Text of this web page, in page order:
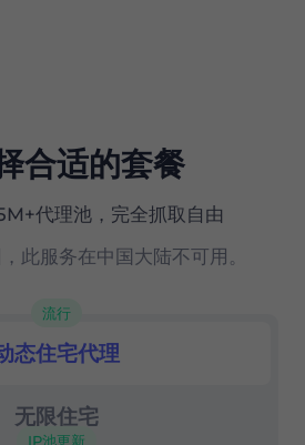
：
州和城市级别）地理定位
合适的套餐
代理池，完全抓取自由
此服务在中国大陆不可用。
住宅代理
流行
无限住宅
IP池更新
态住宅代理